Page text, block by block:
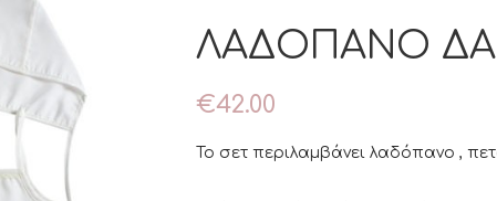
ΛΑΔΟΠΑΝΟ
€42.00
Το σετ περιλαμβάνει λαδόπανο ,